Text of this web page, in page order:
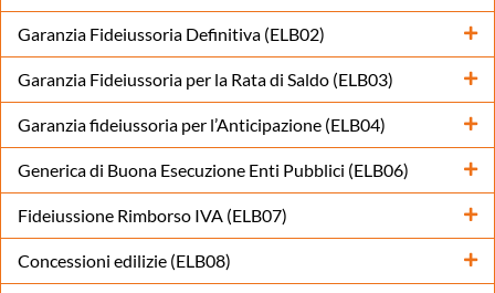
Garanzia Fideiussoria Definitiva (ELB02)
Garanzia Fideiussoria per la Rata di Saldo (ELB03)
Garanzia fideiussoria per l’Anticipazione (ELB04)
Generica di Buona Esecuzione Enti Pubblici (ELB06)
Fideiussione Rimborso IVA (ELB07)
Concessioni edilizie (ELB08)